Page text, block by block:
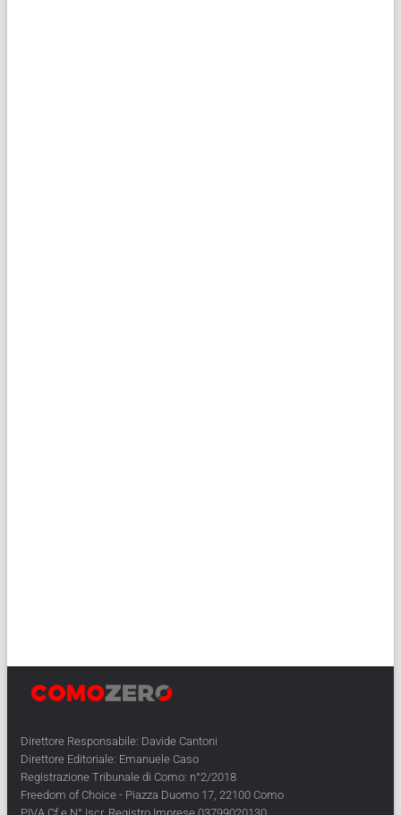
Direttore Responsabile: Davide Cantoni
Direttore Editoriale: Emanuele Caso
Registrazione Tribunale di Como: n°2/2018
Freedom of Choice - Piazza Duomo 17, 22100 Como